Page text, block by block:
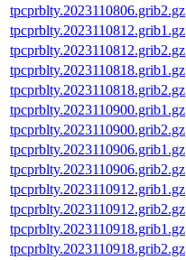
tpcprblty.2023110806.grib2.gz
tpcprblty.2023110812.grib1.gz
tpcprblty.2023110812.grib2.gz
tpcprblty.2023110818.grib1.gz
tpcprblty.2023110818.grib2.gz
tpcprblty.2023110900.grib1.gz
tpcprblty.2023110900.grib2.gz
tpcprblty.2023110906.grib1.gz
tpcprblty.2023110906.grib2.gz
tpcprblty.2023110912.grib1.gz
tpcprblty.2023110912.grib2.gz
tpcprblty.2023110918.grib1.gz
tpcprblty.2023110918.grib2.gz